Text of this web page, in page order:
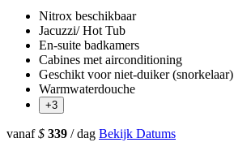
Nitrox beschikbaar
Jacuzzi/ Hot Tub
En-suite badkamers
Cabines met airconditioning
Geschikt voor niet-duiker (snorkelaar)
Warmwaterdouche
+3
vanaf$ 339 / dag Bekijk Datums